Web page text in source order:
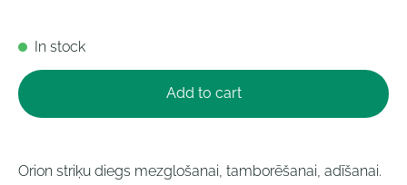
In stock
Add to cart
Orion striķu diegs mezglošanai, tamborēšanai, adīšanai.